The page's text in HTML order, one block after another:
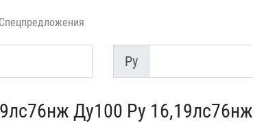
Спецпредложения
Py
Py
Ду100 Ру 16,19лс76нж